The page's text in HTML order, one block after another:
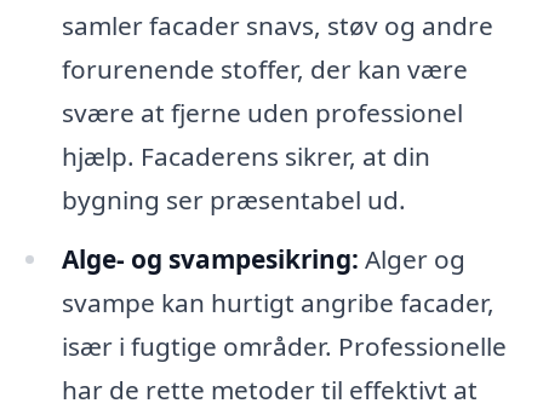
samler facader snavs, støv og andre
forurenende stoffer, der kan være
svære at fjerne uden professionel
hjælp. Facaderens sikrer, at din
bygning ser præsentabel ud.
Alge- og svampesikring: Alger og
svampe kan hurtigt angribe facader,
især i fugtige områder. Professionelle
har de rette metoder til effektivt at